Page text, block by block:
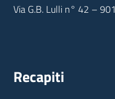
Via G.B. Lulli n° 42 –
Recapiti